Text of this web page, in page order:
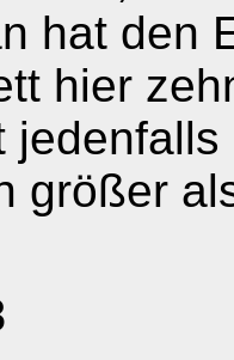
hat den
hier
größer